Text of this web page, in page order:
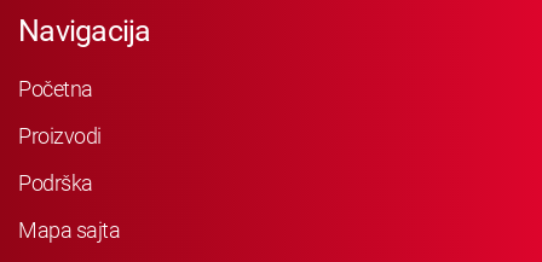
Navigacija
Početna
Proizvodi
Podrška
Mapa sajta